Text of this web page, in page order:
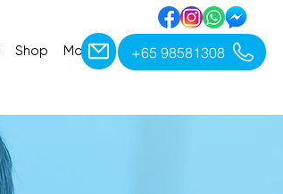
Shop More +65 98581308